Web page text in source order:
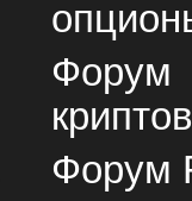
Форум
Форум